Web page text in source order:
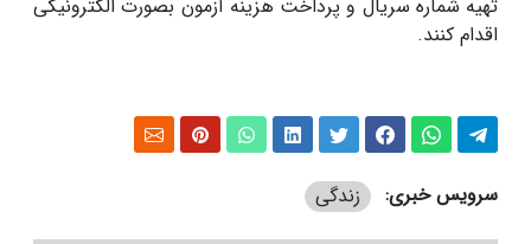
تهیه شماره سریال و پرداخت هزینه آزمون بصورت الکترونیکی
اقدام کنند.
سرویس خبری: زندگی